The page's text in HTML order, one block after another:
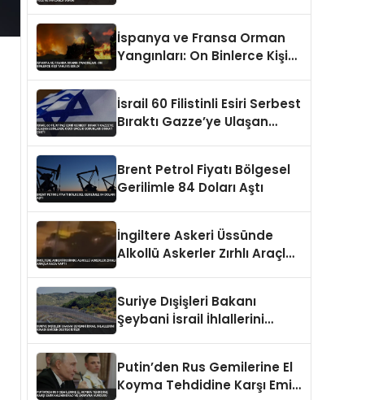
İspanya ve Fransa Orman
Yangınları: On Binlerce Kişi
İsrail 60 Filistinli Esiri Serbest
Bıraktı Gazze’ye Ulaşan
Brent Petrol Fiyatı Bölgesel
Gerilimle 84 Doları Aştı
İngiltere Askeri Üssünde
Alkollü Askerler Zırhlı Araçla
Suriye Dışişleri Bakanı
Şeybani İsrail İhlallerini
Putin’den Rus Gemilerine El
Koyma Tehdidine Karşı Emir